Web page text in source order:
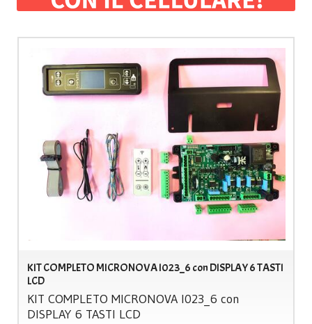
KIT COMPLETO MICRONOVA I023_6 con DISPLAY 6 TASTI
LCD
KIT COMPLETO MICRONOVAI023_6 con
DISPLAY6 TASTI LCD